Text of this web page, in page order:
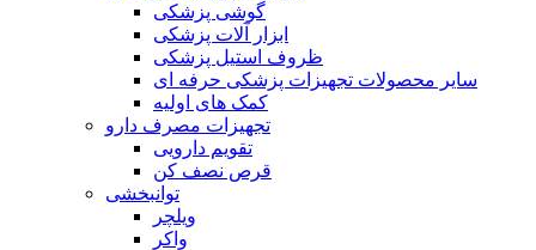
گوشی پزشکی
ابزار آلات پزشکی
ظروف استیل پزشکی
سایر محصولات تجهیزات پزشکی حرفه ای
کمک های اولیه
تجهیزات مصرف دارو
تقویم دارویی
قرص نصف کن
توانبخشی
ویلچر
واکر